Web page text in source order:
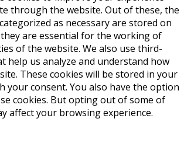
through the website. Out of these, the
as necessary are stored on
are essential for the working of
of the website. We also use third-
help us analyze and understand how
These cookies will be stored in your
your consent. You also have the option
cookies. But opting out of some of
affect your browsing experience.